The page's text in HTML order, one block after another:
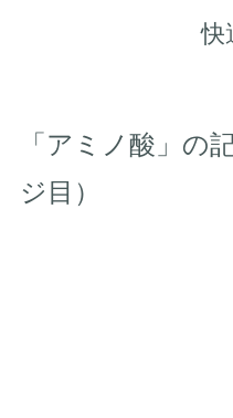
快
「アミノ酸」の
ジ目）